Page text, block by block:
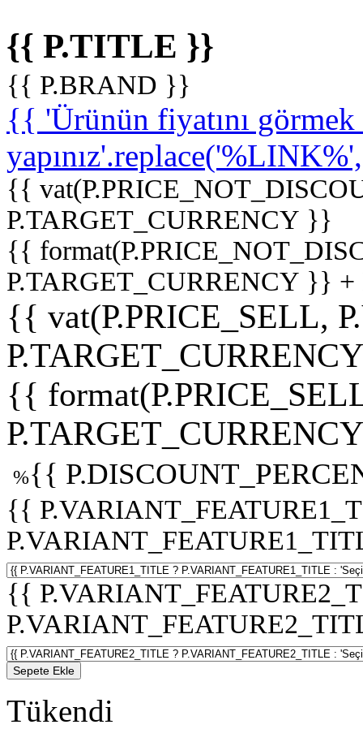
{{ P.TITLE }}
{{ P.BRAND }}
{{ 'Ürünün fiyatını
{{
P.TARGET_CURRENCY }}
{{
P.TARGET_CURRENCY }}
{{ vat(P.PRICE_SELL,
{{
%{{
{{
{{
Sepete Ekle
Tükendi